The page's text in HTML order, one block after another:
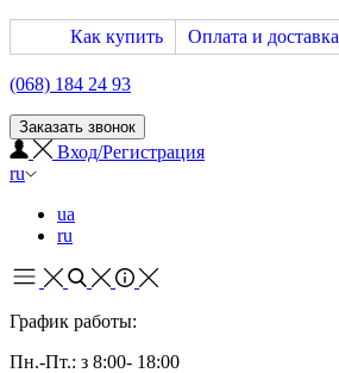
Как купить Оплата и доставка
(068) 184 24 93
Заказать звонок
Вход/Регистрация
ru
ua
ru
График работы:
Пн.-Пт.: з 8:00- 18:00